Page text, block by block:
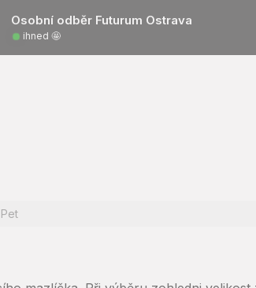
Osobní odběr Futurum Ostrava
ihned 🤩